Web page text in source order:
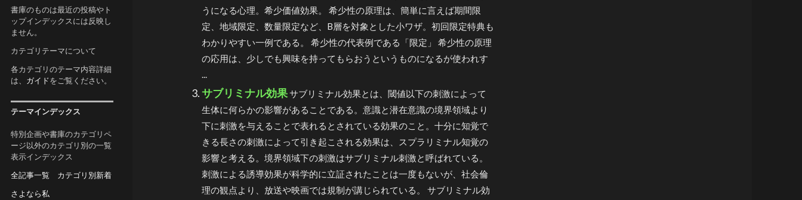
うになる心理。希少価値効果。 希少性の原理は、簡単に言えば期間限
定、地域限定、数量限定など、B層を対象とした小ワザ。初回限定特典も
わかりやすい一例である。 希少性の代表例である「限定」 希少性の原理
の応用は、少しでも興味を持ってもらおうというものになるが使われす
...
サブリミナル効果サブリミナル効果とは、閾値以下の刺激によって
生体に何らかの影響があることである。意識と潜在意識の境界領域より
下に刺激を与えることで表れるとされている効果のこと。十分に知覚で
きる長さの刺激によって引き起こされる効果は、スプラリミナル知覚の
影響と考える。境界領域下の刺激はサブリミナル刺激と呼ばれている。
刺激による誘導効果が科学的に立証されたことは一度もないが、社会倫
理の観点より、放送や映画では規制が講じられている。 サブリミナル効
書庫のものは最近の投稿やト
ップインデックスには反映し
ません。
カテゴリテーマについて
各カテゴリのテーマ内容詳細
は、 ガイドをご覧ください。
テーマインデックス
特別企画や書庫のカテゴリペ
ージ以外のカテゴリ別の一覧
表示インデックス
全記事一覧
カテゴリ別新着
さよなら私